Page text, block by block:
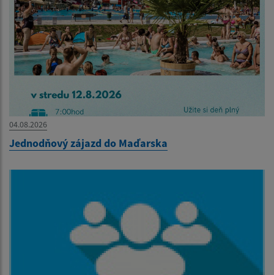
04.08.2026
Jednodňový zájazd do Maďarska